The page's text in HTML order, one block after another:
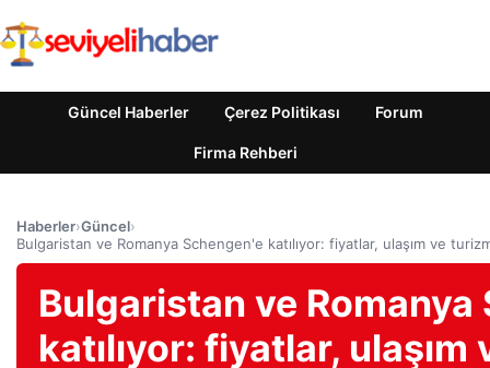
Güncel Haberler Çerez Politikası Forum
Firma Rehberi
Haberler›Güncel›
Bulgaristan ve Romanya Schengen'e katılıyor: fiyatlar, ulaşım ve
Bulgaristan ve Romanya
katılıyor: fiyatlar,